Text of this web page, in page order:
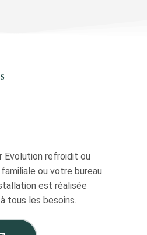
Evolution refroidit ou
ou votre bureau
est réalisée
tous les besoins.